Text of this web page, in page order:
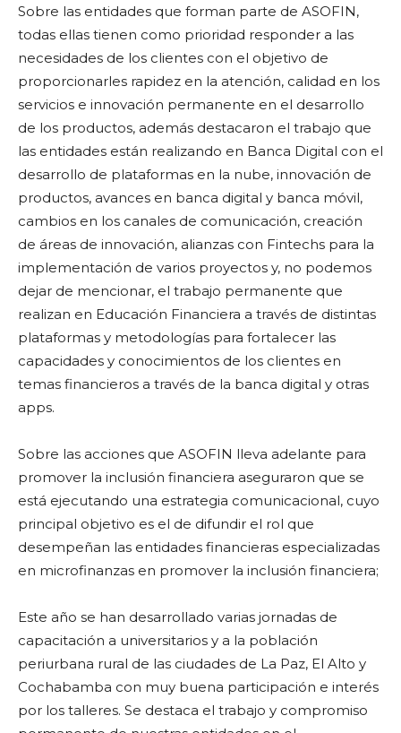
Sobre las entidades que forman parte de ASOFIN,
todas ellas tienen como prioridad responder a las
necesidades de los clientes con el objetivo de
proporcionarles rapidez en la atención, calidad en los
servicios e innovación permanente en el desarrollo
de los productos, además destacaron el trabajo que
las entidades están realizando en Banca Digital con el
desarrollo de plataformas en la nube, innovación de
productos, avances en banca digital y banca móvil,
cambios en los canales de comunicación, creación
de áreas de innovación, alianzas con Fintechs para la
implementación de varios proyectos y, no podemos
dejar de mencionar, el trabajo permanente que
realizan en Educación Financiera a través de distintas
plataformas y metodologías para fortalecer las
capacidades y conocimientos de los clientes en
temas financieros a través de la banca digital y otras
apps.
Sobre las acciones que ASOFIN lleva adelante para
promover la inclusión financiera aseguraron que se
está ejecutando una estrategia comunicacional, cuyo
principal objetivo es el de difundir el rol que
desempeñan las entidades financieras especializadas
en microfinanzas en promover la inclusión financiera;
Este año se han desarrollado varias jornadas de
capacitación a universitarios y a la población
periurbana rural de las ciudades de La Paz, El Alto y
Cochabamba con muy buena participación e interés
por los talleres. Se destaca el trabajo y compromiso